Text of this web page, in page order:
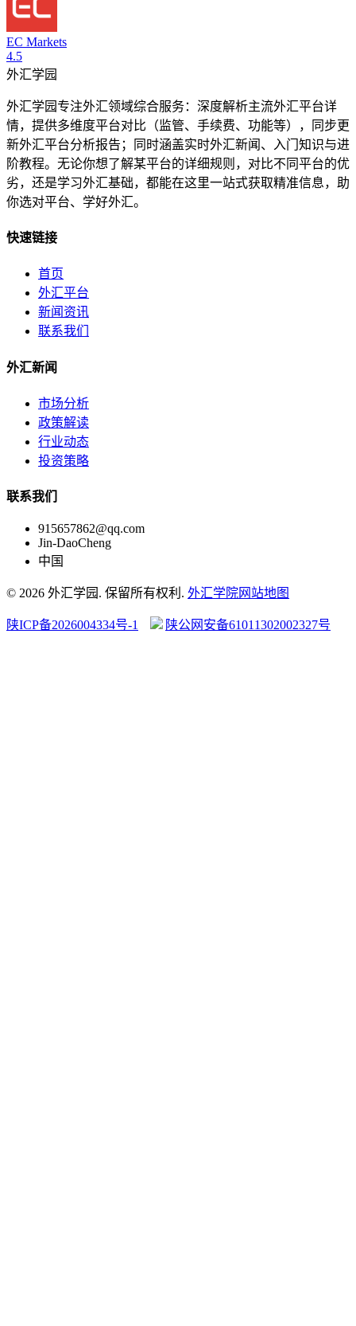
EC Markets
4.5
外汇学园
外汇学园专注外汇领域综合服务：深度解析主流外汇平台详
情，提供多维度平台对比（监管、手续费、功能等），同步更
新外汇平台分析报告；同时涵盖实时外汇新闻、入门知识与进
阶教程。无论你想了解某平台的详细规则，对比不同平台的优
劣，还是学习外汇基础，都能在这里一站式获取精准信息，助
你选对平台、学好外汇。
快速链接
首页
外汇平台
新闻资讯
联系我们
外汇新闻
市场分析
政策解读
行业动态
投资策略
联系我们
915657862@qq.com
Jin-DaoCheng
中国
© 2026 外汇学园. 保留所有权利. 外汇学院网站地图
陕ICP备2026004334号-1 陕公网安备61011302002327号